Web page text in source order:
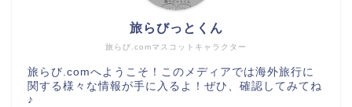
旅らび.comマスコットキャラクター
旅らびっとくん
旅らび.comへようこそ！このメディアでは海外旅行に
関する様々な情報が手に入るよ！ぜひ、確認してみてね
♪